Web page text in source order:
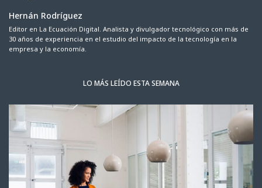
Hernán Rodríguez
Editor en La Ecuación Digital. Analista y divulgador tecnológico con más de
30 años de experiencia en el estudio del impacto de la tecnología en la
empresa y la economía.
LO MÁS LEÍDO ESTA SEMANA